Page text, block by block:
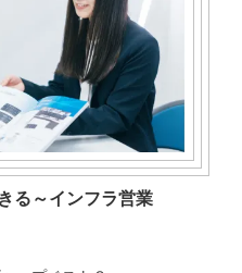
る～インフラ営業